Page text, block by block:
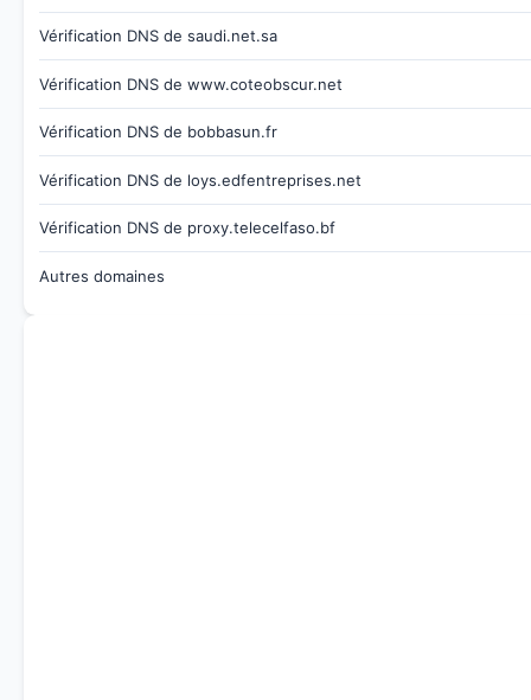
Vérification DNS de saudi.net.sa
Vérification DNS de www.coteobscur.net
Vérification DNS de bobbasun.fr
Vérification DNS de loys.edfentreprises.net
Vérification DNS de proxy.telecelfaso.bf
Autres domaines